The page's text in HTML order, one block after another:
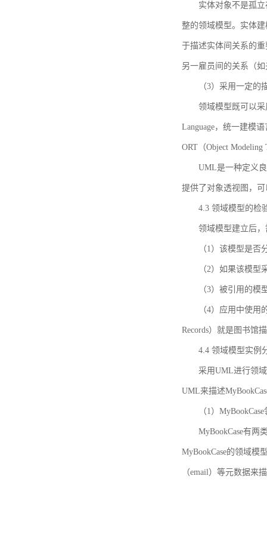
实体对象不是孤
整的领域模型。实体
于描述实体间关系的
另一雇员间的关系（
（3）采用一定
领域模型既可以
Language，统一建模
ORT（Object
UML是一种定义
提供了对象透视图，
4.3 领域模型的检
领域模型建立后
（1）该模型是
（2）如果该模
（3）被引用的模
（4）应用中使用
Records）就是图书馆
4.4 领域模型实例
采用UML进行领
UML来描述
（1）
MyBookCase有两
MyBookCase的领域模
（email）等元数据来